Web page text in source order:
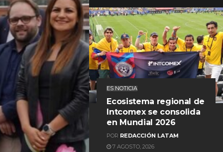
ES NOTICIA
Ecosistema regional de
Intcomex se consolida
en Mundial 2026
POR REDACCIÓN LATAM
7 AGOSTO, 2026